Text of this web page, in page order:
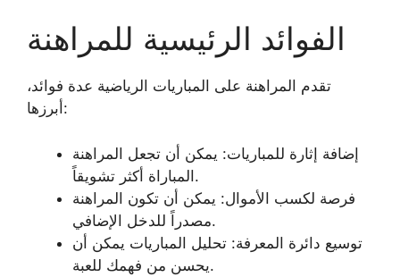
الفوائد الرئيسية للمراهنة
تقدم المراهنة على المباريات الرياضية عدة فوائد،
أبرزها:
إضافة إثارة للمباريات: يمكن أن تجعل المراهنة
المباراة أكثر تشويقاً.
فرصة لكسب الأموال: يمكن أن تكون المراهنة
مصدراً للدخل الإضافي.
توسيع دائرة المعرفة: تحليل المباريات يمكن أن
يحسن من فهمك للعبة.